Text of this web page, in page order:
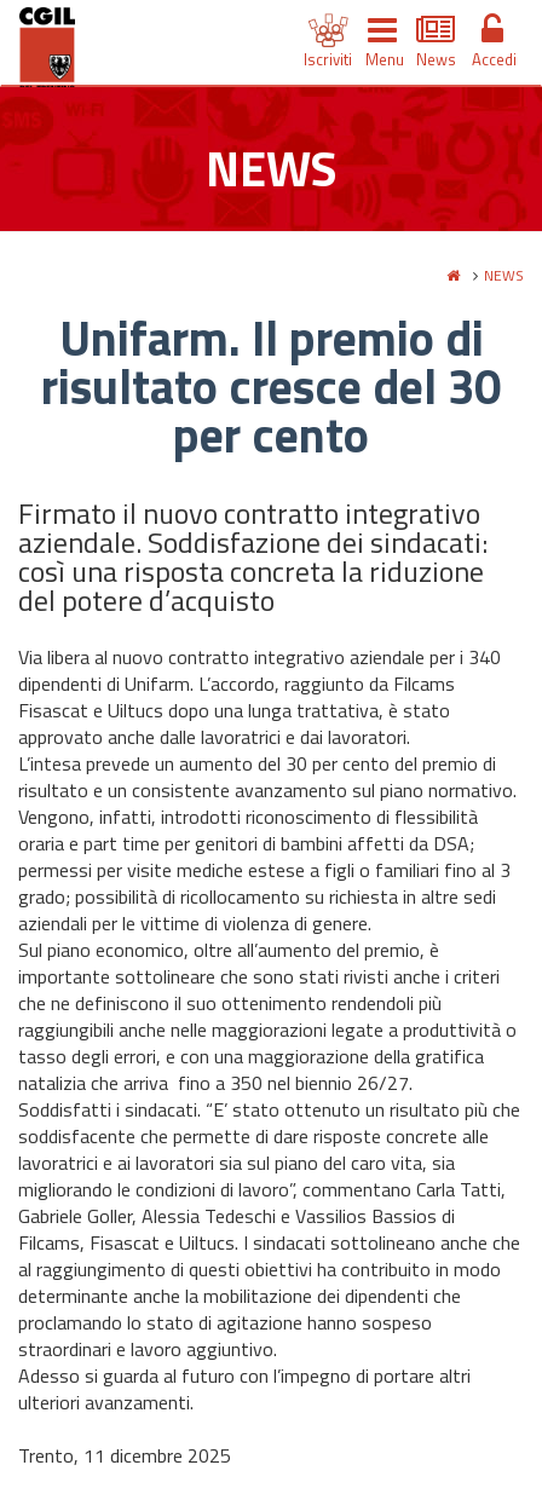
Iscriviti Menu News Accedi
NEWS
NEWS
Unifarm. Il premio di
risultato cresce del 30
per cento
Firmato il nuovo contratto integrativo
aziendale. Soddisfazione dei sindacati:
così una risposta concreta la riduzione
del potere d’acquisto
Via libera al nuovo contratto integrativo aziendale per i 340
dipendenti di Unifarm. L’accordo, raggiunto da Filcams
Fisascat e Uiltucs dopo una lunga trattativa, è stato
approvato anche dalle lavoratrici e dai lavoratori.
L’intesa prevede un aumento del 30 per cento del premio di
risultato e un consistente avanzamento sul piano normativo.
Vengono, infatti, introdotti riconoscimento di flessibilità
oraria e part time per genitori di bambini affetti da DSA;
permessi per visite mediche estese a figli o familiari fino al 3
grado; possibilità di ricollocamento su richiesta in altre sedi
aziendali per le vittime di violenza di genere.
Sul piano economico, oltre all’aumento del premio, è
importante sottolineare che sono stati rivisti anche i criteri
che ne definiscono il suo ottenimento rendendoli più
raggiungibili anche nelle maggiorazioni legate a produttività o
tasso degli errori, e con una maggiorazione della gratifica
natalizia che arriva fino a 350 nel biennio 26/27.
Soddisfatti i sindacati. “E’ stato ottenuto un risultato più che
soddisfacente che permette di dare risposte concrete alle
lavoratrici e ai lavoratori sia sul piano del caro vita, sia
migliorando le condizioni di lavoro”, commentano Carla Tatti,
Gabriele Goller, Alessia Tedeschi e Vassilios Bassios di
Filcams, Fisascat e Uiltucs. I sindacati sottolineano anche che
al raggiungimento di questi obiettivi ha contribuito in modo
determinante anche la mobilitazione dei dipendenti che
proclamando lo stato di agitazione hanno sospeso
straordinari e lavoro aggiuntivo.
Adesso si guarda al futuro con l’impegno di portare altri
ulteriori avanzamenti.
Trento, 11 dicembre 2025